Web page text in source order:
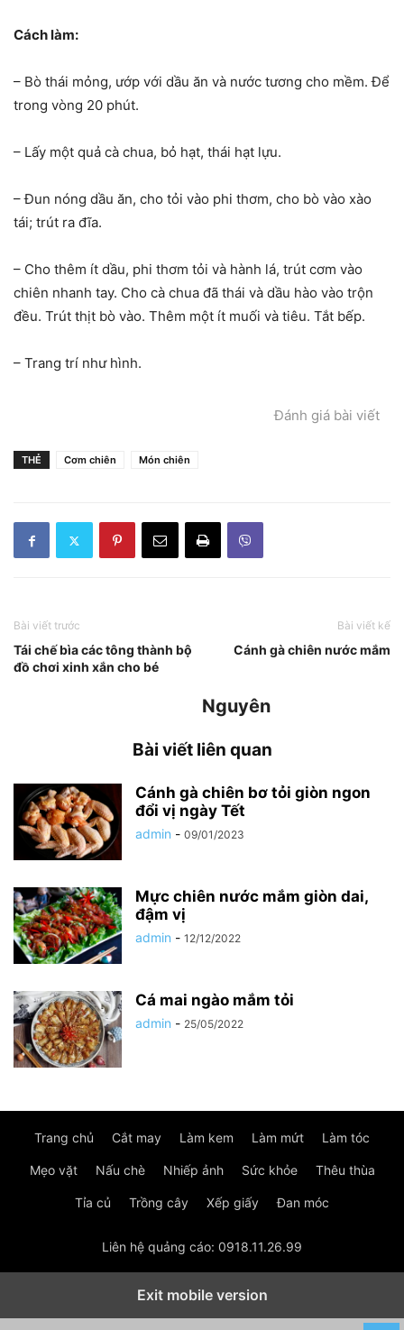
Cách làm:
– Bò thái mỏng, ướp với dầu ăn và nước tương cho mềm. Để
trong vòng 20 phút.
– Lấy một quả cà chua, bỏ hạt, thái hạt lựu.
– Đun nóng dầu ăn, cho tỏi vào phi thơm, cho bò vào xào
tái; trút ra đĩa.
– Cho thêm ít dầu, phi thơm tỏi và hành lá, trút cơm vào
chiên nhanh tay. Cho cà chua đã thái và dầu hào vào trộn
đều. Trút thịt bò vào. Thêm một ít muối và tiêu. Tắt bếp.
– Trang trí như hình.
Đánh giá bài viết
THẺ Cơm chiên Món chiên
Bài viết trước
Tái chế bìa các tông thành bộ
đồ chơi xinh xắn cho bé
Bài viết kế
Cánh gà chiên nước mắm
Nguyên
Bài viết liên quan
Cánh gà chiên bơ tỏi giòn ngon
đổi vị ngày Tết
admin - 09/01/2023
Mực chiên nước mắm giòn dai,
đậm vị
admin - 12/12/2022
Cá mai ngào mắm tỏi
admin - 25/05/2022
Trang chủ Cắt may Làm kem Làm mứt Làm tóc
Mẹo vặt Nấu chè Nhiếp ảnh Sức khỏe Thêu thùa
Tỉa củ Trồng cây Xếp giấy Đan móc
Liên hệ quảng cáo: 0918.11.26.99
Exit mobile version